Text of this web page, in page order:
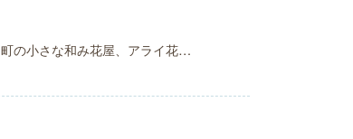
の小さな和み花屋、アライ花…